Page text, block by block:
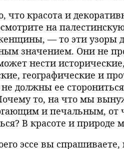
что красота и
на
— то эти узоры
значением. Они не
нести
географические и
должны ее
то, на что мы
и печальным, от
В красоте и природе
эссе вы